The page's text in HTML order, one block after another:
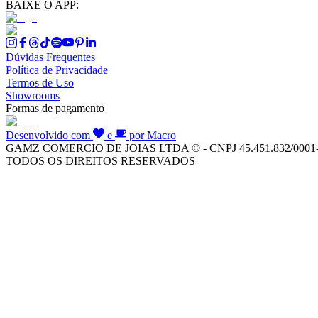
BAIXE O APP:
Dúvidas Frequentes
Política de Privacidade
Termos de Uso
Showrooms
Formas de pagamento
Desenvolvido com e
por Macro
GAMZ COMERCIO DE JOIAS LTDA © - CNPJ 45.451.832/
TODOS OS DIREITOS RESERVADOS